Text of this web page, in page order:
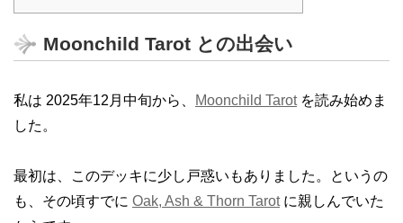
Moonchild Tarot との出会い
私は 2025年12月中旬から、 Moonchild Tarotを読み始めま
した。
最初は、このデッキに少し戸惑いもありました。というの
も、その頃すでに Oak, Ash & Thorn Tarotに親しんでいた